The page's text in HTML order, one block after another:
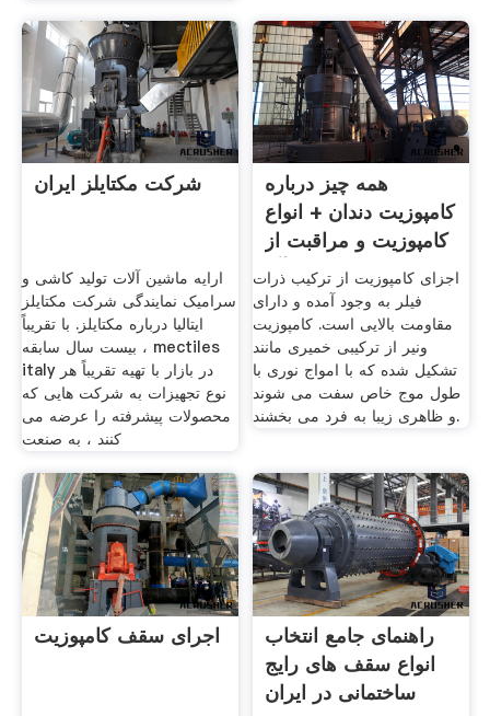
شرکت مکتایلز ایران
ارایه ماشین آلات تولید کاشی و
سرامیک نمایندگی شرکت مکتایلز
ایتالیا درباره مکتایلز. با تقریباً
بیست سال سابقه ، mectiles
italy در بازار با تهیه تقریباً هر
نوع تجهیزات به شرکت هایی که
محصولات پیشرفته را عرضه می
کنند ، به صنعت
همه چیز درباره
کامپوزیت دندان + انواع
کامپوزیت و مراقبت از
آن
اجزای کامپوزیت از ترکیب ذرات
فیلر به وجود آمده و دارای
مقاومت بالایی است. کامپوزیت
ونیر از ترکیبی خمیری مانند
تشکیل شده که با امواج نوری با
طول موج خاص سفت می شوند
و ظاهری زیبا به فرد می بخشند.
اجرای سقف کامپوزیت
راهنمای جامع انتخاب
انواع سقف های رایج
ساختمانی در ایران